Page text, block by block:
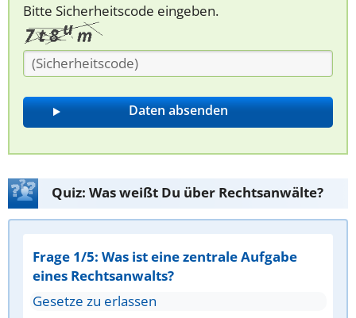
Bitte Sicherheitscode eingeben.
Quiz: Was weißt Du über Rechtsanwälte?
Frage 1/5: Was ist eine zentrale Aufgabe
eines Rechtsanwalts?
Gesetze zu erlassen